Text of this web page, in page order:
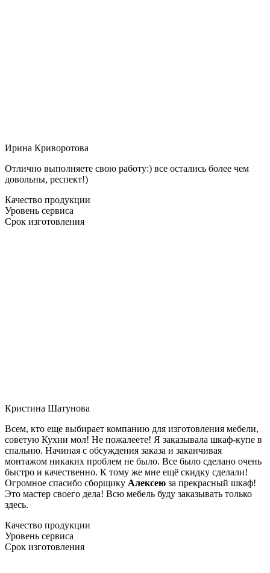
Ирина Криворотова
Отлично выполняете свою работу:) все остались более чем
довольны, респект!)
Качество продукции
Уровень сервиса
Срок изготовления
Кристина Шатунова
Всем, кто еще выбирает компанию для изготовления мебели,
советую Кухни мол! Не пожалеете! Я заказывала шкаф-купе в
спальню. Начиная с обсуждения заказа и заканчивая
монтажом никаких проблем не было. Все было сделано очень
быстро и качественно. К тому же мне ещё скидку сделали!
Огромное спасибо сборщику Алексею за прекрасный шкаф!
Это мастер своего дела! Всю мебель буду заказывать только
здесь.
Качество продукции
Уровень сервиса
Срок изготовления